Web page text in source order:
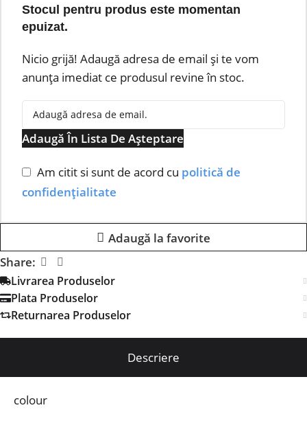
Stocul pentru produs este momentan
epuizat.
Nicio grijă! Adaugă adresa de email și te vom
anunța imediat ce produsul revine în stoc.
Adaugă În Lista De Așteptare
Am citit si sunt de acord cu politică de
confidențialitate
Adaugă la favorite
Share:
Livrarea Produselor
Plata Produselor
Returnarea Produselor
Descriere
colour